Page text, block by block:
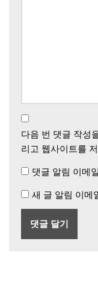
다음 번 댓글 작성
리고 웹사이트를
댓글 알림 이메
새 글 알림 이메